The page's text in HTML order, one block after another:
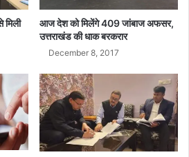
मिली
आज देश को मिलेंगे 409 जांबाज अफसर,
उत्तराखंड की धाक बरकरार
December 8, 2017